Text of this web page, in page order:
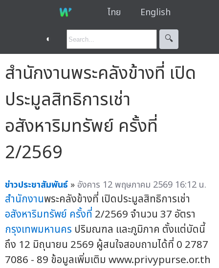
ไทย English
◐ 🔍︎
สำนักงานพระคลังข้างที่ เปิด
ประมูลสิทธิการเช่า
อสังหาริมทรัพย์ ครั้งที่
2/2569
ข่าวประชาสัมพันธ์ » อังคาร 12 พฤษภาคม 2569 16:12 น.
สำนักงานพระคลังข้างที่ เปิดประมูลสิทธิการเช่า
อสังหาริมทรัพย์ ครั้งที่ 2/2569 จำนวน 37 อัตรา
กรุงเทพมหานคร ปริมณฑล และภูมิภาค ตั้งแต่บัดนี้
ถึง 12 มิถุนายน 2569 ผู้สนใจสอบถามได้ที่ 0 2787
7086 - 89 ข้อมูลเพิ่มเติม www.privypurse.or.th